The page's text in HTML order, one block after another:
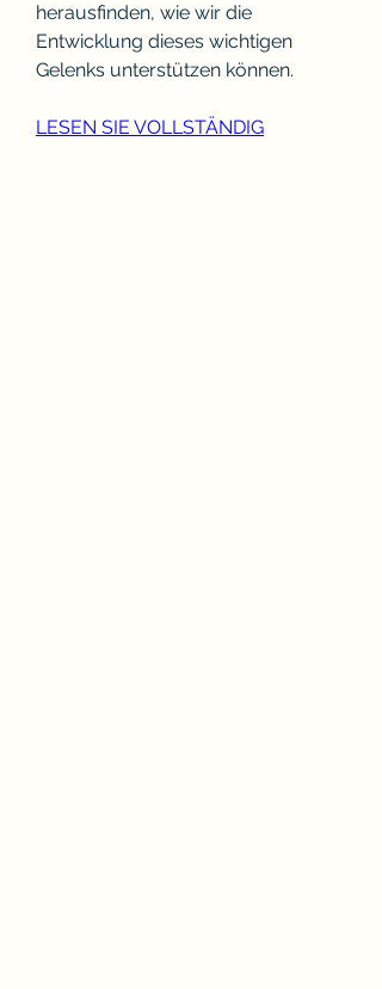
herausfinden, wie wir die
Entwicklung dieses wichtigen
Gelenks unterstützen können.
LESEN SIE VOLLSTÄNDIG